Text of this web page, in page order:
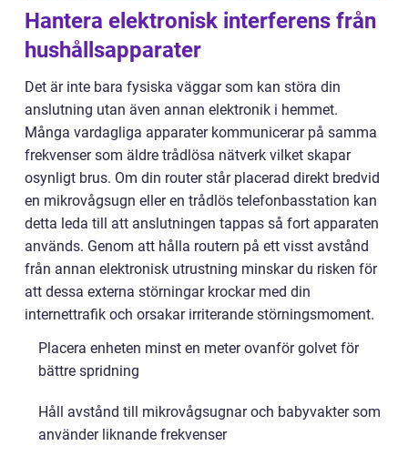
Hantera elektronisk interferens från
hushållsapparater
Det är inte bara fysiska väggar som kan störa din
anslutning utan även annan elektronik i hemmet.
Många vardagliga apparater kommunicerar på samma
frekvenser som äldre trådlösa nätverk vilket skapar
osynligt brus. Om din router står placerad direkt bredvid
en mikrovågsugn eller en trådlös telefonbasstation kan
detta leda till att anslutningen tappas så fort apparaten
används. Genom att hålla routern på ett visst avstånd
från annan elektronisk utrustning minskar du risken för
att dessa externa störningar krockar med din
internettrafik och orsakar irriterande störningsmoment.
Placera enheten minst en meter ovanför golvet för
bättre spridning
Håll avstånd till mikrovågsugnar och babyvakter som
använder liknande frekvenser